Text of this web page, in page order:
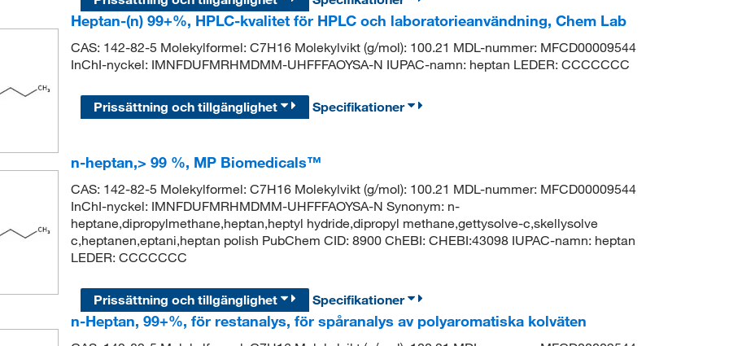
Heptan-(n) 99+%, HPLC-kvalitet för HPLC och laboratorieanvändning, Chem Lab
CAS: 142-82-5 Molekylformel: C7H16 Molekylvikt (g/mol): 100.21 MDL-nummer: MFCD00009544
InChI-nyckel: IMNFDUFMRHMDMM-UHFFFAOYSA-N IUPAC-namn: heptan LEDER: CCCCCCC
Prissättning och tillgänglighet Specifikationer
n-heptan,> 99 %, MP Biomedicals™
CAS: 142-82-5 Molekylformel: C7H16 Molekylvikt (g/mol): 100.21 MDL-nummer: MFCD00009544
InChI-nyckel: IMNFDUFMRHMDMM-UHFFFAOYSA-N Synonym: n-
heptane,dipropylmethane,heptan,heptyl hydride,dipropyl methane,gettysolve-c,skellysolve
c,heptanen,eptani,heptan polish PubChem CID: 8900 ChEBI: CHEBI:43098 IUPAC-namn: heptan
LEDER: CCCCCCC
Prissättning och tillgänglighet
Specifikationer
n-Heptan, 99+%, för restanalys, för spåranalys av polyaromatiska kolväten